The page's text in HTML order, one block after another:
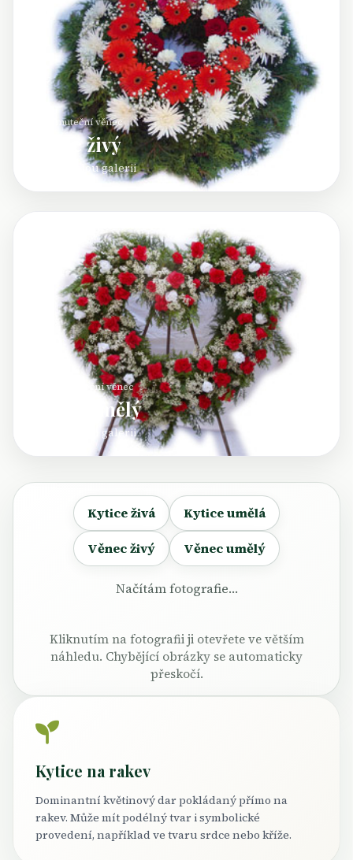
Živý smuteční věnec
Věnec živý
Otevřít celou galerii
Umělý smuteční věnec
Věnec umělý
Otevřít celou galerii
Kytice živá Kytice umělá
Věnec živý Věnec umělý
Načítám fotografie…
Kliknutím na fotografii ji otevřete ve větším
náhledu. Chybějící obrázky se automaticky
přeskočí.
Kytice na rakev
Dominantní květinový dar pokládaný přímo na
rakev. Může mít podélný tvar i symbolické
provedení, například ve tvaru srdce nebo kříže.